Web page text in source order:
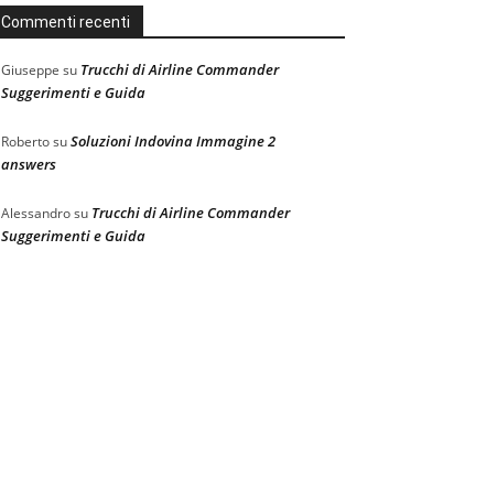
Commenti recenti
Giuseppe su Trucchi di Airline Commander
Suggerimenti e Guida
RobertosuSoluzioni Indovina Immagine 2
answers
Alessandrosu Trucchi di Airline Commander
Suggerimenti e Guida